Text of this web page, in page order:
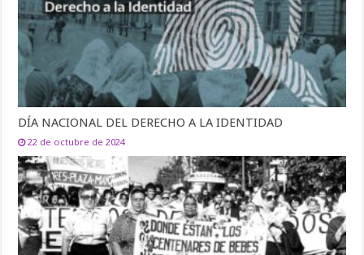
DÍA NACIONAL DEL DERECHO A LA IDENTIDAD
22 de octubre de 2024